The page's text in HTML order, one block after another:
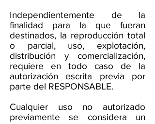
Independientemente de la
finalidad para la que fueran
destinados, la reproducción total
o parcial, uso, explotación,
distribución y comercialización,
requiere en todo caso de la
autorización escrita previa por
parte del RESPONSABLE.
Cualquier uso no autorizado
previamente se considera un